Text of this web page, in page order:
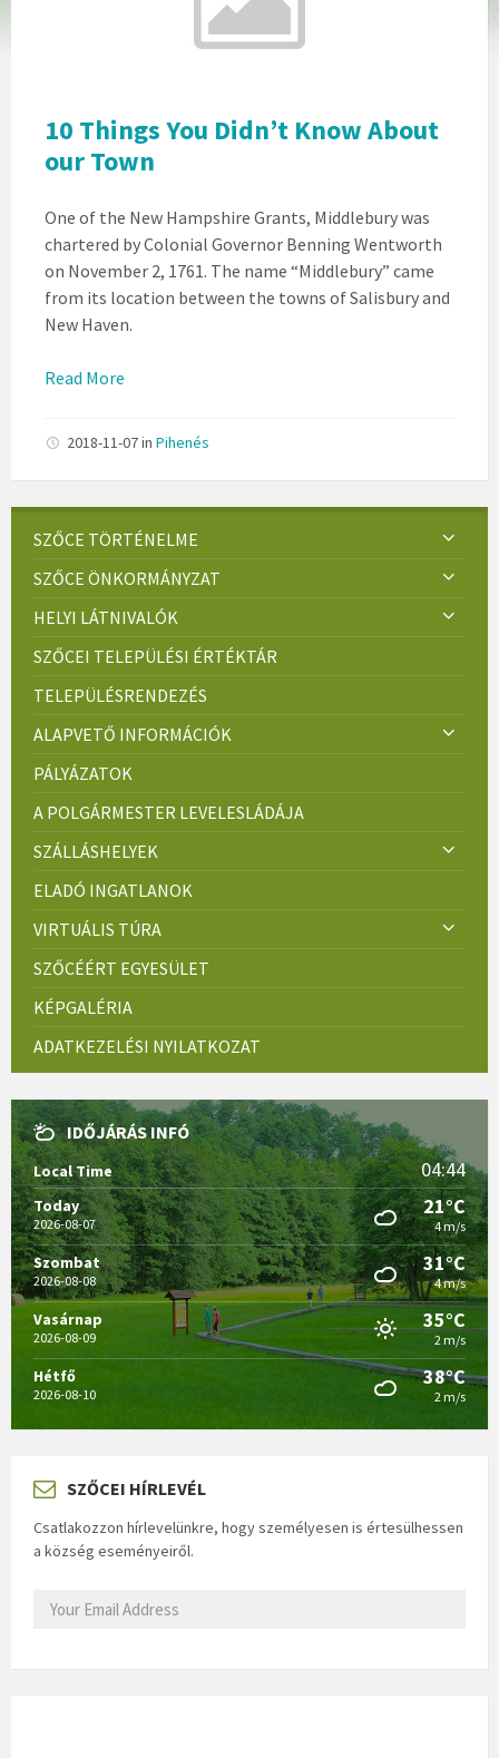
10 Things You Didn’t Know About
our Town
One of the New Hampshire Grants, Middlebury was
chartered by Colonial Governor Benning Wentworth
on November 2, 1761. The name “Middlebury” came
from its location between the towns of Salisbury and
New Haven.
Read More
2018-11-07in Pihenés
SZŐCE TÖRTÉNELME
SZŐCE ÖNKORMÁNYZAT
HELYI LÁTNIVALÓK
SZŐCEI TELEPÜLÉSI ÉRTÉKTÁR
TELEPÜLÉSRENDEZÉS
ALAPVETŐ INFORMÁCIÓK
PÁLYÁZATOK
A POLGÁRMESTER LEVELESLÁDÁJA
SZÁLLÁSHELYEK
ELADÓ INGATLANOK
VIRTUÁLIS TÚRA
SZŐCÉÉRT EGYESÜLET
KÉPGALÉRIA
ADATKEZELÉSI NYILATKOZAT
IDŐJÁRÁS INFÓ
Local Time 04:44
Today
2026-08-07
21°C
4 m/s
Szombat
2026-08-08
31°C
4 m/s
Vasárnap
2026-08-09
35°C
2 m/s
Hétfő
2026-08-10
38°C
2 m/s
SZŐCEI HÍRLEVÉL
Csatlakozzon hírlevelünkre, hogy személyesen is értesülhessen
a község eseményeiről.